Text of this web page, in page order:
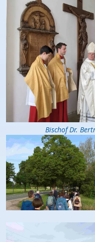
Bischof Dr.